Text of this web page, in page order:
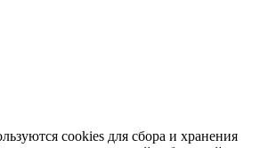
cookies для сбора и хранения